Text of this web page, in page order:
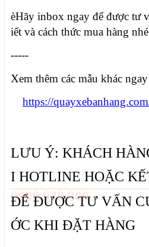
èHãy inbox ngay để được tư
iết và cách thức mua hàng
-----
Xem thêm các mẫu khác
https://
LƯU Ý: KHÁCH
I HOTLINE HOẶC
0909.929.809
ĐỂ ĐƯỢC TƯ VẤN
ỚC KHI ĐẶT HÀNG